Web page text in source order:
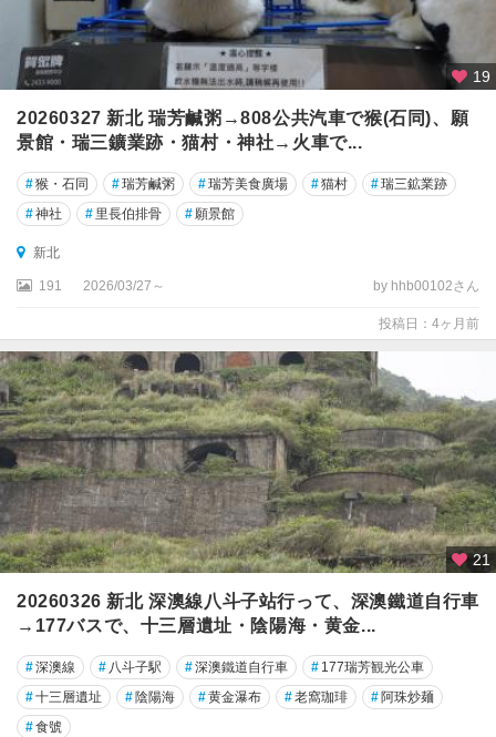
霧
社
馬
祖
島
鹿
19
20260327 新北 瑞芳鹹粥→808公共汽車で猴(石同)、願
景館・瑞三鑛業跡・猫村・神社→火車で...
#猴・石同 #瑞芳鹹粥 #瑞芳美食廣場 #猫村 #瑞三鉱業跡
#神社 # 里長伯排骨 #願景館
新北
191 2026/03/27～ by hhb00102さん
投稿日：4ヶ月前
21
20260326 新北 深澳線八斗子站行って、深澳鐵道自行車
→177バスで、十三層遺址・陰陽海・黄金...
#深澳線 # 八斗子駅 #深澳鐵道自行車 # 177瑞芳観光公車
#十三層遺址 # 陰陽海 #黄金瀑布 #老窩珈琲 # 阿珠炒麺
#食號